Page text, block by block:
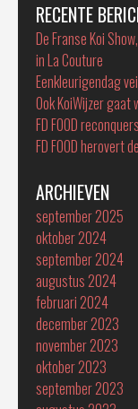
RECENTE
De Franse Koi
in La Couture
Eenkleurigendag
Ook KoiWijzer gaat
FD FOOD
FD FOOD herovert
ARCHIEVEN
september 2025
oktober 2024
september 2024
augustus 2024
februari 2024
december 2023
november 2023
oktober 2023
september 2023